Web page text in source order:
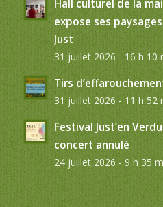
Hall culturel de la
expose ses
Just
31 juillet 2026 - 16 h 10
Tirs
31 juillet 2026 - 11 h 52
Festival Just’en
concert annulé
24 juillet 2026 - 9 h 35